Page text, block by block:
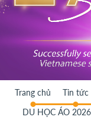
Trang chủ Tin tức
DU HỌC ÁO